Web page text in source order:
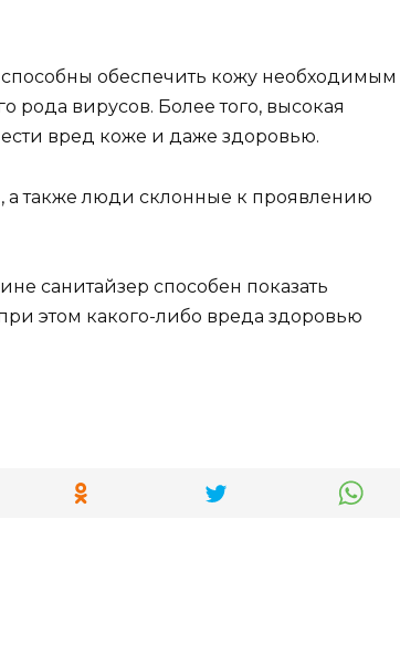
обеспечить кожу необходимым
рода вирусов. Более того, высокая
вред коже и даже здоровью.
а также люди склонные к проявлению
санитайзер способен показать
этом какого-либо вреда здоровью